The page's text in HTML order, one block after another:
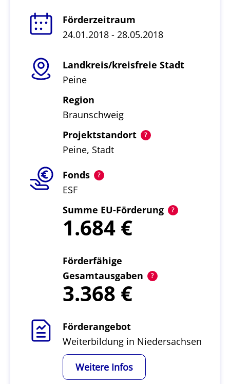
Förderzeitraum
24.01.2018 - 28.05.2018
Landkreis/kreisfreie Stadt
Peine
Region
Braunschweig
Projektstandort
Peine, Stadt
Fonds
ESF
Summe EU-Förderung
1.684
Förderfähige
Gesamtausgaben
3.368
Förderangebot
Weiterbildung in Niedersachsen
Weitere Infos